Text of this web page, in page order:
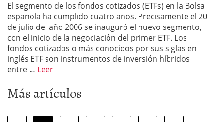
El segmento de los fondos cotizados (ETFs) en la Bolsa
española ha cumplido cuatro años. Precisamente el 20
de julio del año 2006 se inauguró el nuevo segmento,
con el inicio de la negociación del primer ETF. Los
fondos cotizados o más conocidos por sus siglas en
inglés ETF son instrumentos de inversión híbridos
entre … Leer
Más artículos